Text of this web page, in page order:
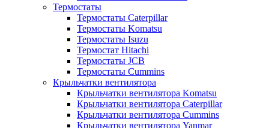
Термостаты
Термостаты Caterpillar
Термостаты Komatsu
Термостаты Isuzu
Термостат Hitachi
Термостаты JCB
Термостаты Cummins
Крыльчатки вентилятора
Крыльчатки вентилятора Komatsu
Крыльчатки вентилятора Caterpillar
Крыльчатки вентилятора Cummins
Крыльчатки вентилятора Yanmar